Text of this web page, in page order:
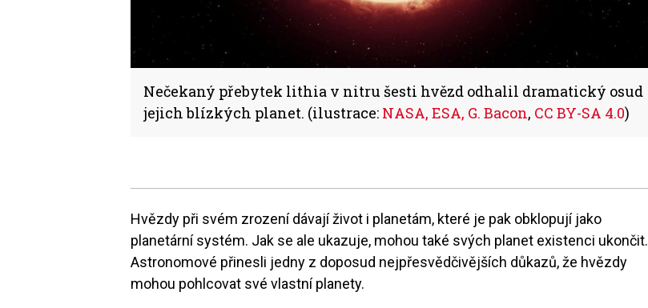
Nečekaný přebytek lithia v nitru šesti hvězd odhalil dramatický osud
jejich blízkých planet. (ilustrace: NASA, ESA, G. Bacon, CC BY-SA 4.0)
Hvězdy při svém zrození dávají život i planetám, které je pak obklopují jako
planetární systém. Jak se ale ukazuje, mohou také svých planet existenci ukončit.
Astronomové přinesli jedny z doposud nejpřesvědčivějších důkazů, že hvězdy
mohou pohlcovat své vlastní planety.